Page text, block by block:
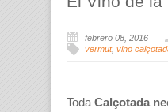
febrero 08, 2016
vermut, vino
Toda Calçotada